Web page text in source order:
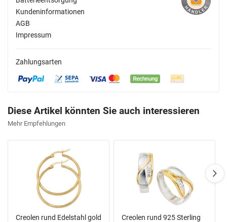
Kundeninformationen
AGB
Impressum
Zahlungsarten
Diese Artikel könnten Sie auch interessieren
Mehr Empfehlungen
Creolen rund Edelstahl gold
Creolen rund 925 Sterling